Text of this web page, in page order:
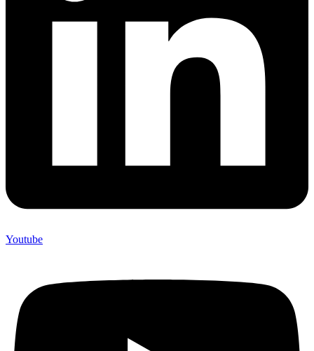
Youtube